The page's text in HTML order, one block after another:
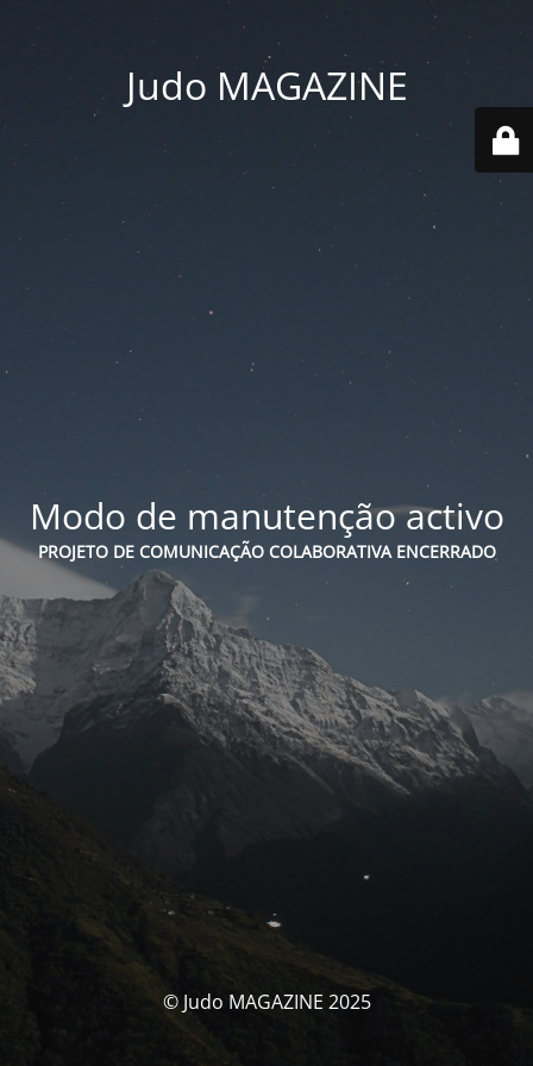
Judo MAGAZINE
Modo de manutenção activo
PROJETO DE COMUNICAÇÃO COLABORATIVA ENCERRADO
© Judo MAGAZINE 2025